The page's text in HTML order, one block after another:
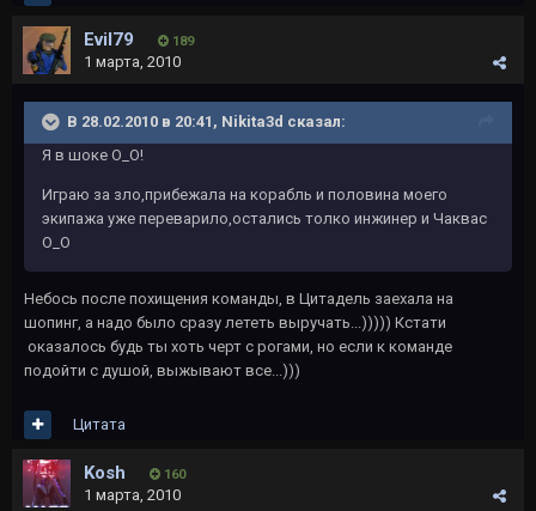
Evil79 189
1 марта, 2010
В 28.02.2010 в 20:41, Nikita3d сказал:
Я в шоке О_О!
Играю за зло,прибежала на корабль и половина моего
экипажа уже переварило,остались толко инжинер и Чаквас
О_О
Небось после похищения команды, в Цитадель заехала на
шопинг, а надо было сразу лететь выручать...))))) Кстати
оказалось будь ты хоть черт с рогами, но если к команде
подойти с душой, выжывают все...)))
Цитата
Kosh 160
1 марта, 2010